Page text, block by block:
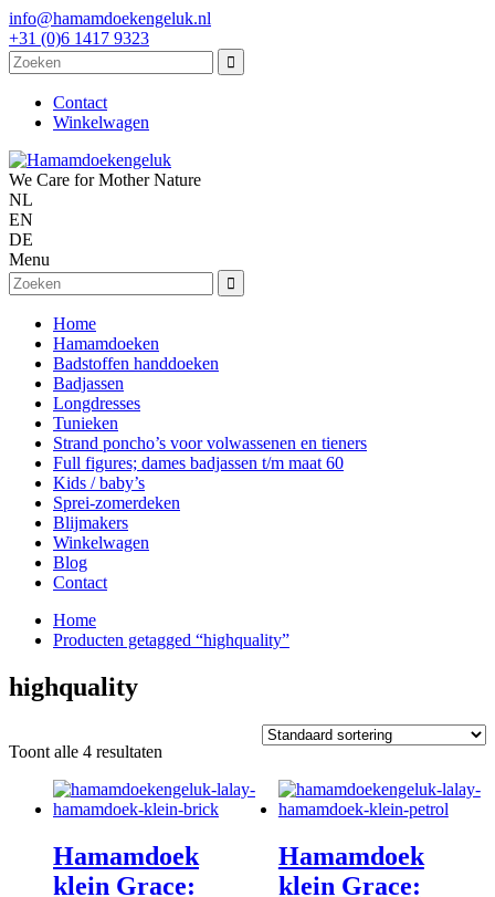
info@hamamdoekengeluk.nl
+31 (0)6 1417 9323
Contact
Winkelwagen
We Care for Mother Nature
NL
EN
DE
Menu
Home
Hamamdoeken
Badstoffen handdoeken
Badjassen
Longdresses
Tunieken
Strand poncho’s voor volwassenen en tieners
Full figures; dames badjassen t/m maat 60
Kids / baby’s
Sprei-zomerdeken
Blijmakers
Winkelwagen
Blog
Contact
Home
Producten getagged “highquality”
highquality
Toont alle 4 resultaten
Hamamdoek
klein Grace:
Hamamdoek
klein Grace: